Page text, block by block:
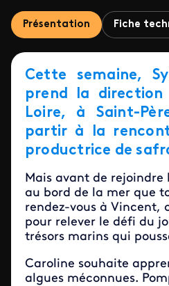
Présentation Fiche
Cette semaine,
prend la direction
Loire, à Saint-
partir à la
productrice de
Mais avant de rejoindre
au bord de la mer que
rendez-vous à Vincent,
pour relever le défi du
trésors marins qui
Caroline souhaite
algues méconnues.